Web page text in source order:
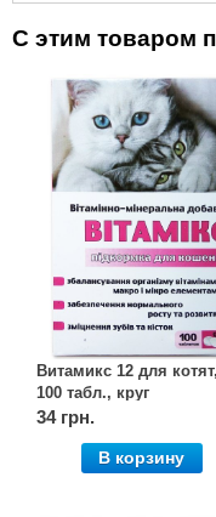
С этим товаром
Витамикс 12 для котят,
100 табл., круг
34 грн.
В корзину